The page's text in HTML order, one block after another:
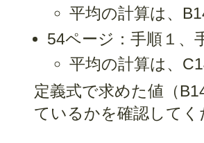
平均の計算は、
54ページ：手順１、
平均の計算は、
定義式で求めた値（
ているかを確認してく